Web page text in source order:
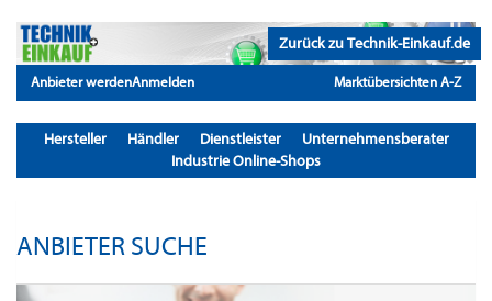
Zurück zu Technik-Einkauf.de
Anbieter werdenAnmelden Marktübersichten A-Z
Hersteller Händler Dienstleister
Unternehmensberater
Industrie Online-Shops
ANBIETER SUCHE